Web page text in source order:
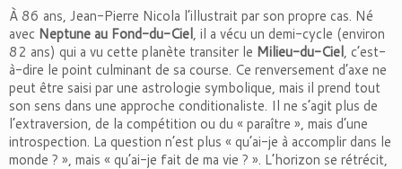
À 86 ans, Jean-Pierre Nicola l’illustrait par son propre cas. Né
avec Neptune au Fond-du-Ciel, il a vécu un demi-cycle (environ
82 ans) qui a vu cette planète transiter le Milieu-du-Ciel, c’est-
à-dire le point culminant de sa course. Ce renversement d’axe ne
peut être saisi par une astrologie symbolique, mais il prend tout
son sens dans une approche conditionaliste. Il ne s’agit plus de
l’extraversion, de la compétition ou du « paraître », mais d’une
introspection. La question n’est plus « qu’ai-je à accomplir dans le
monde ? », mais « qu’ai-je fait de ma vie ? ». L’horizon se rétrécit,